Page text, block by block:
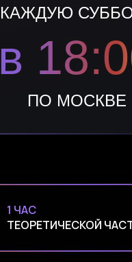
КАЖДУЮ
в
ПО МОСКВЕ
1 ЧАС
ТЕОРЕТИЧЕСКОЙ